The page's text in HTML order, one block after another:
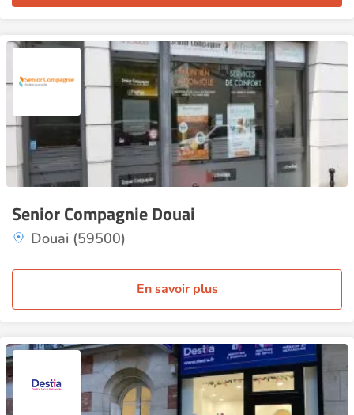
Senior Compagnie Douai
Douai (59500)
En savoir plus